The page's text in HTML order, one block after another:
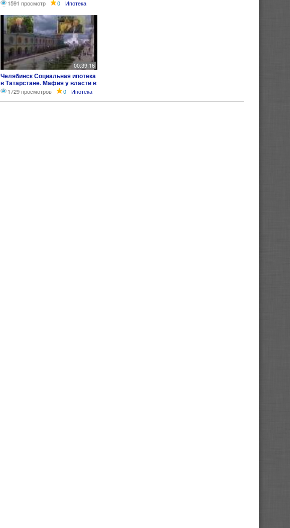
1591 просмотр 0 Ипотека
00:39:16
Челябинск Социальная ипотека
в Татарстане. Мафия у власти в
Башкирии.
1729 просмотров 0 Ипотека